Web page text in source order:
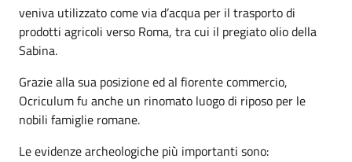
veniva utilizzato come via d’acqua per il trasporto di
prodotti agricoli verso Roma, tra cui il pregiato olio della
Sabina.
Grazie alla sua posizione ed al fiorente commercio,
Ocriculum fu anche un rinomato luogo di riposo per le
nobili famiglie romane.
Le evidenze archeologiche più importanti sono: